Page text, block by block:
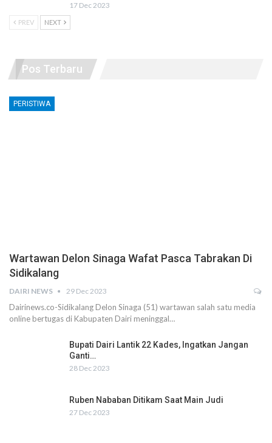
17 Dec 2023
PREV NEXT
Pos Terbaru
PERISTIWA
Wartawan Delon Sinaga Wafat Pasca Tabrakan Di
Sidikalang
DAIRI NEWS 29 Dec 2023
Dairinews.co-Sidikalang Delon Sinaga (51) wartawan salah satu media
online bertugas di Kabupaten Dairi meninggal…
Bupati Dairi Lantik 22 Kades, Ingatkan Jangan
Ganti…
28 Dec 2023
Ruben Nababan Ditikam Saat Main Judi
27 Dec 2023